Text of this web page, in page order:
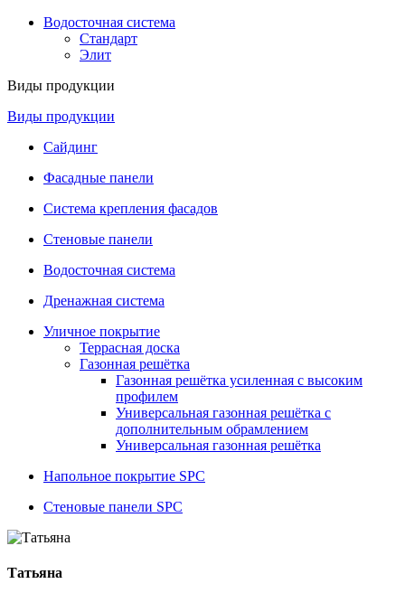
Водосточная система
Стандарт
Элит
Виды продукции
Виды продукции
Сайдинг
Фасадные панели
Система крепления фасадов
Стеновые панели
Водосточная система
Дренажная система
Уличное покрытие
Террасная доска
Газонная решётка
Газонная решётка усиленная с высоким
профилем
Универсальная газонная решётка с
дополнительным обрамлением
Универсальная газонная решётка
Напольное покрытие SPC
Стеновые панели SPC
Татьяна